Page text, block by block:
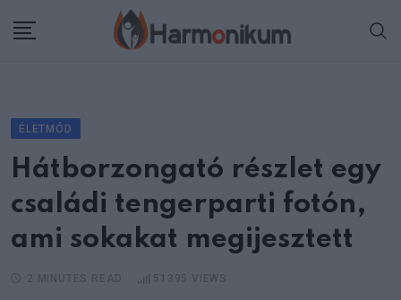
ÉLETMÓD
Hátborzongató részlet egy
családi tengerparti fotón,
ami sokakat megijesztett